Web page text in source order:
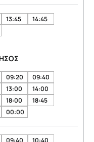
13:45
14:45
09:20
09:40
13:00
14:00
18:00
18:45
00:00